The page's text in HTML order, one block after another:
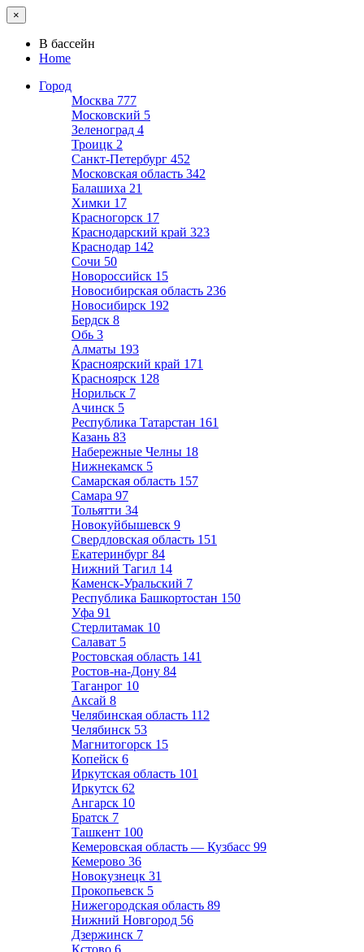
×
В бассейн
Home
Город
Москва 777
Московский 5
Зеленоград 4
Троицк 2
Санкт-Петербург 452
Московская область 342
Балашиха 21
Химки 17
Красногорск 17
Краснодарский край 323
Краснодар 142
Сочи 50
Новороссийск 15
Новосибирская область 236
Новосибирск 192
Бердск 8
Обь 3
Алматы 193
Красноярский край 171
Красноярск 128
Норильск 7
Ачинск 5
Республика Татарстан 161
Казань 83
Набережные Челны 18
Нижнекамск 5
Самарская область 157
Самара 97
Тольятти 34
Новокуйбышевск 9
Свердловская область 151
Екатеринбург 84
Нижний Тагил 14
Каменск-Уральский 7
Республика Башкортостан 150
Уфа 91
Стерлитамак 10
Салават 5
Ростовская область 141
Ростов-на-Дону 84
Таганрог 10
Аксай 8
Челябинская область 112
Челябинск 53
Магнитогорск 15
Копейск 6
Иркутская область 101
Иркутск 62
Ангарск 10
Братск 7
Ташкент 100
Кемеровская область — Кузбасс 99
Кемерово 36
Новокузнецк 31
Прокопьевск 5
Нижегородская область 89
Нижний Новгород 56
Дзержинск 7
Кстово 6